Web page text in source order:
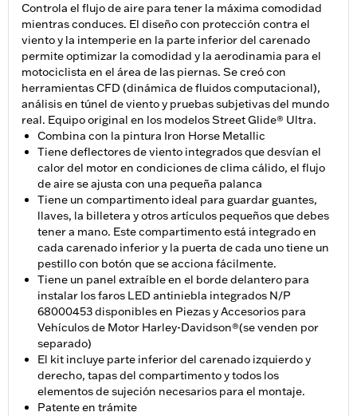
Controla el flujo de aire para tener la máxima comodidad
mientras conduces. El diseño con protección contra el
viento y la intemperie en la parte inferior del carenado
permite optimizar la comodidad y la aerodinamia para el
motociclista en el área de las piernas. Se creó con
herramientas CFD (dinámica de fluidos computacional),
análisis en túnel de viento y pruebas subjetivas del mundo
real. Equipo original en los modelos Street Glide® Ultra.
Combina con la pintura Iron Horse Metallic
Tiene deflectores de viento integrados que desvían el
calor del motor en condiciones de clima cálido, el flujo
de aire se ajusta con una pequeña palanca
Tiene un compartimento ideal para guardar guantes,
llaves, la billetera y otros artículos pequeños que debes
tener a mano. Este compartimento está integrado en
cada carenado inferior y la puerta de cada uno tiene un
pestillo con botón que se acciona fácilmente.
Tiene un panel extraíble en el borde delantero para
instalar los faros LED antiniebla integrados N/P
68000453 disponibles en Piezas y Accesorios para
Vehículos de Motor Harley-Davidson®(se venden por
separado)
El kit incluye parte inferior del carenado izquierdo y
derecho, tapas del compartimento y todos los
elementos de sujeción necesarios para el montaje.
Patente en trámite